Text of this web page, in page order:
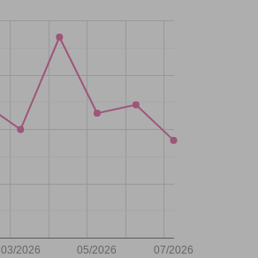
03/2026 05/2026 07/2026